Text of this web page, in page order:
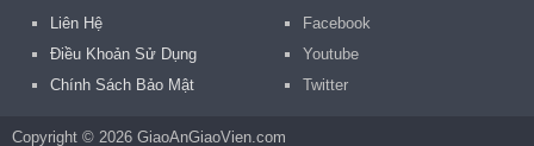
Liên Hệ
Điều Khoản Sử Dụng
Chính Sách Bảo Mật
Facebook
Youtube
Twitter
Copyright © 2026 GiaoAnGiaoVien.com